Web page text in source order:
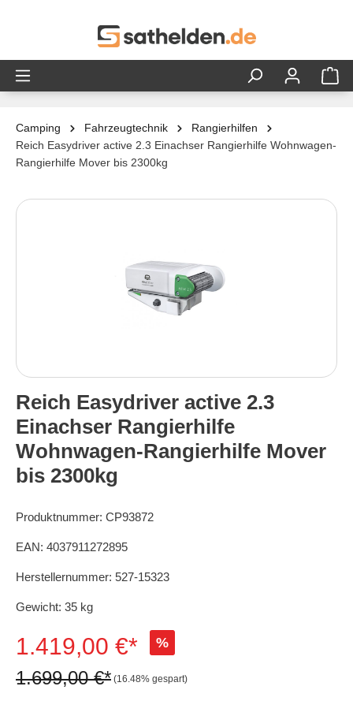
Camping Fahrzeugtechnik
Rangierhilfen
Reich Easydriver active 2.3 Einachser Rangierhilfe Wohnwagen-
Rangierhilfe Mover bis 2300kg
Bildergalerie überspringen
Reich Easydriver active 2.3
Einachser Rangierhilfe
Wohnwagen-Rangierhilfe Mover
bis 2300kg
Produktnummer: CP93872
EAN: 4037911272895
Herstellernummer: 527-15323
Gewicht: 35 kg
1.419,00 €* %
1.699,00 €* (16.48% gespart)